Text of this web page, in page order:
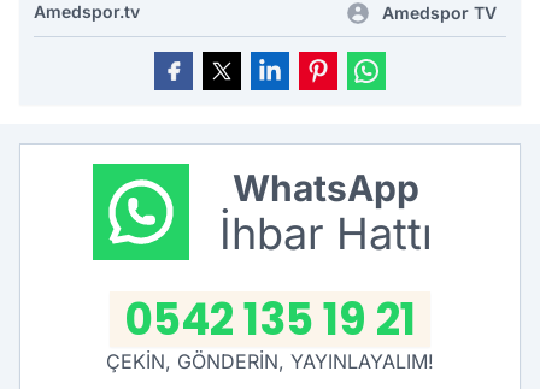
Amedspor.tv Amedspor TV
WhatsApp
İhbar Hattı
0542 135 19 21
ÇEKİN, GÖNDERİN, YAYINLAYALIM!